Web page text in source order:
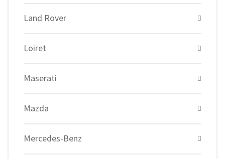
Land Rover
Loiret
Maserati
Mazda
Mercedes-Benz